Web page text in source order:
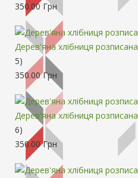
350.00 Грн
Дерев'яна хлібниця розписана
5)
350.00 Грн
Дерев'яна хлібниця розписана
6)
350.00 Грн